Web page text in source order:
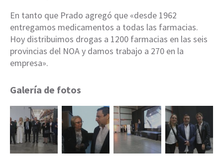
En tanto que Prado agregó que «desde 1962
entregamos medicamentos a todas las farmacias.
Hoy distribuimos drogas a 1200 farmacias en las seis
provincias del NOA y damos trabajo a 270 en la
empresa».
Galería de fotos